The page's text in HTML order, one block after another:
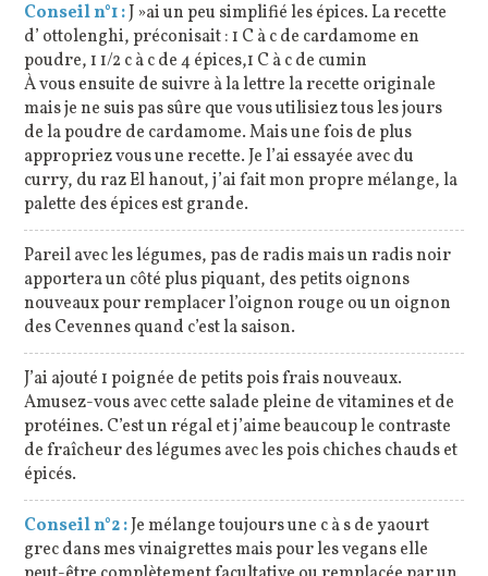
Conseil n°1 :J »ai un peu simplifié les épices. La recette
d’ ottolenghi, préconisait : 1 C à c de cardamome en
poudre, 1 1/2 c à c de 4 épices,1 C à c de cumin
À vous ensuite de suivre à la lettre la recette originale
mais je ne suis pas sûre que vous utilisiez tous les jours
de la poudre de cardamome. Mais une fois de plus
appropriez vous une recette. Je l’ai essayée avec du
curry, du raz El hanout, j’ai fait mon propre mélange, la
palette des épices est grande.
Pareil avec les légumes, pas de radis mais un radis noir
apportera un côté plus piquant, des petits oignons
nouveaux pour remplacer l’oignon rouge ou un oignon
des Cevennes quand c’est la saison.
J’ai ajouté 1 poignée de petits pois frais nouveaux.
Amusez-vous avec cette salade pleine de vitamines et de
protéines. C’est un régal et j’aime beaucoup le contraste
de fraîcheur des légumes avec les pois chiches chauds et
épicés.
Conseil n°2 :Je mélange toujours une c à s de yaourt
grec dans mes vinaigrettes mais pour les vegans elle